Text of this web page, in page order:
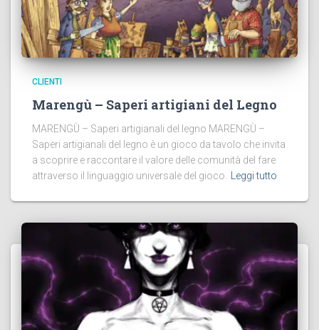
CLIENTI
Marengù – Saperi artigiani del Legno
MARENGÙ – Saperi artigianali del legno MARENGÙ –
Saperi artigianali del legno è un gioco da tavolo che invita
a scoprire e raccontare il valore delle comunità del fare
attraverso il linguaggio universale del gioco.
Leggi tutto